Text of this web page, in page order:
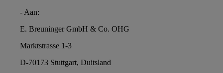
- Aan:
E. Breuninger GmbH & Co. OHG
Marktstrasse 1-3
D-70173 Stuttgart, Duitsland